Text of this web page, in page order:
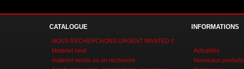
CATALOGUE
NOUS RECHERCHONS URGENT WANTED !!
Materiel neuf
materiel vendu ou en recherche
INFORMATIONS
Actualités
Nouveaux produits